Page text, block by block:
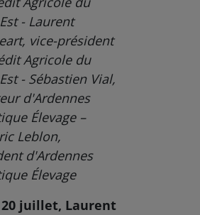
- Laurent
vice-président
Agricole du
- Sébastien Vial,
d'Ardennes
Élevage –
Leblon,
d'Ardennes
Élevage
20 juillet, Laurent